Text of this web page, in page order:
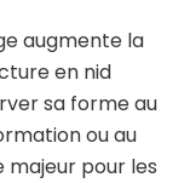
augmente la
en nid
sa forme au
ou au
pour les